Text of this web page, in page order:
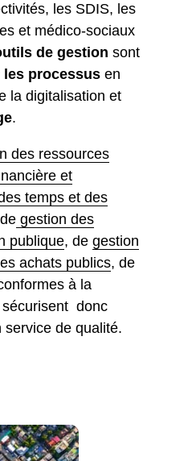
les SDIS, les
et médico-sociaux
de gestion sont
processus en
la digitalisation et
.
des ressources
et
temps et des
gestion des
publique, de gestion
achats publics, de
à la
sécurisent donc
service de qualité.